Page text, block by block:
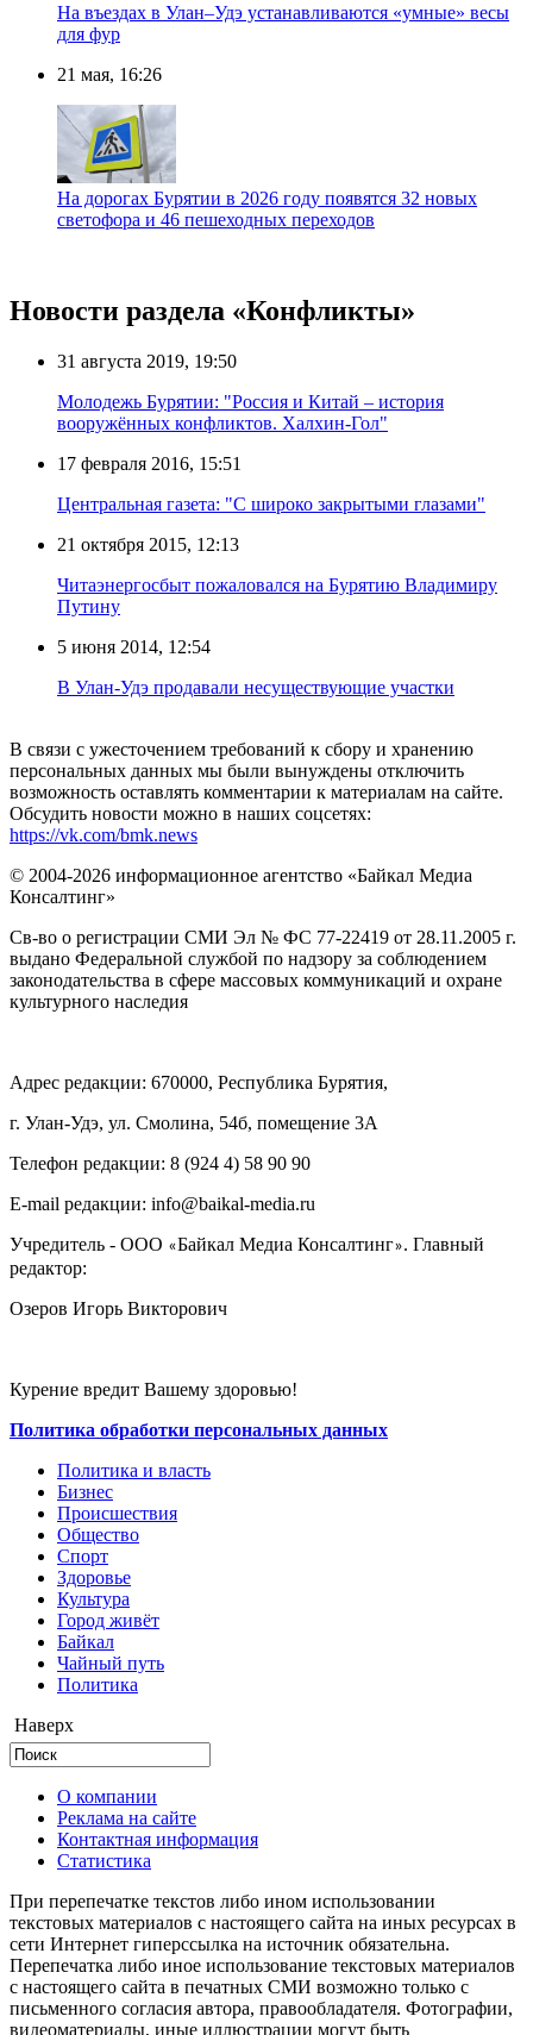
На въездах в Улан–Удэ устанавливаются «умные» весы
для фур
21 мая, 16:26
На дорогах Бурятии в 2026 году появятся 32 новых
светофора и 46 пешеходных переходов
Новости раздела «Конфликты»
31 августа 2019, 19:50
Молодежь Бурятии: "Россия и Китай – история
вооружённых конфликтов. Халхин-Гол"
17 февраля 2016, 15:51
Центральная газета: "С широко закрытыми глазами"
21 октября 2015, 12:13
Читаэнергосбыт пожаловался на Бурятию Владимиру
Путину
5 июня 2014, 12:54
В Улан-Удэ продавали несуществующие участки
В связи с ужесточением требований к сбору и хранению
персональных данных мы были вынуждены отключить
возможность оставлять комментарии к материалам на сайте.
Обсудить новости можно в наших соцсетях:
https://vk.com/bmk.news
© 2004-2026 информационное агентство «Байкал Медиа
Консалтинг»
Св-во о регистрации СМИ Эл № ФС 77-22419 от 28.11.2005 г.
выдано Федеральной службой по надзору за соблюдением
законодательства в сфере массовых коммуникаций и охране
культурного наследия
Адрес редакции: 670000, Республика Бурятия,
г. Улан-Удэ, ул. Смолина, 54б, помещение 3А
Телефон редакции: ‎‎8 (924 4) 58 90 90
E-mail редакции: info@baikal-media.ru
Учредитель - ООО «Байкал Медиа Консалтинг». Главный
редактор:
Озеров Игорь Викторович
Курение вредит Вашему здоровью!
Политика обработки персональных данных
Политика и власть
Бизнес
Происшествия
Общество
Cпорт
Здоровье
Культура
Город живёт
Байкал
Чайный путь
Политика
Наверх
О компании
Реклама на сайте
Контактная информация
Статистика
При перепечатке текстов либо ином использовании
текстовых материалов с настоящего сайта на иных ресурсах в
сети Интернет гиперссылка на источник обязательна.
Перепечатка либо иное использование текстовых материалов
с настоящего сайта в печатных СМИ возможно только с
письменного согласия автора, правообладателя. Фотографии,
видеоматериалы, иные иллюстрации могут быть